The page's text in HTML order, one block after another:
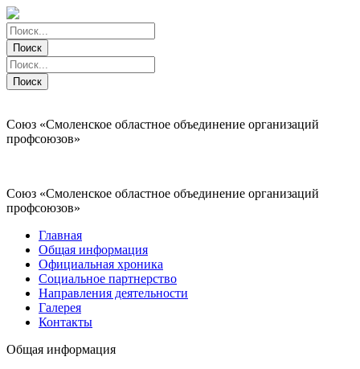
Поиск
Поиск
Поиск
Поиск
Союз «Смоленское областное объединение организаций
профсоюзов»
Союз «Смоленское областное объединение организаций
профсоюзов»
Главная
Общая информация
Официальная хроника
Социальное партнерство
Направления деятельности
Галерея
Контакты
Общая информация